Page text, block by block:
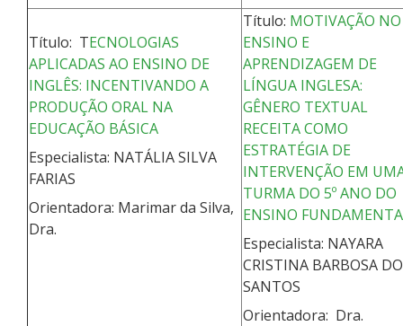
Título: TECNOLOGIAS
APLICADAS AO ENSINO DE
INGLÊS: INCENTIVANDO A
PRODUÇÃO ORAL NA
EDUCAÇÃO BÁSICA
Especialista: NATÁLIA SILVA
FARIAS
Orientadora: Marimar da Silva,
Dra.
Título: MOTIVAÇÃO NO
ENSINO E
APRENDIZAGEM DE
LÍNGUA INGLESA:
GÊNERO TEXTUAL
RECEITA COMO
ESTRATÉGIA DE
INTERVENÇÃO EM
TURMA DO 5º ANO DO
ENSINO
Especialista: NAYARA
CRISTINA BARBOSA
SANTOS
Orientadora: Dra.